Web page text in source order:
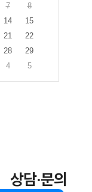
7
8
14
15
21
22
28
29
4 5
상담·문의